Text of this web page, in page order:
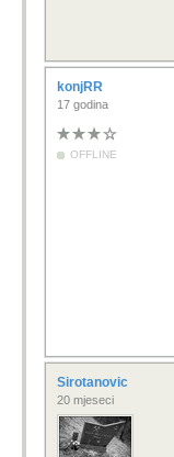
konjRR
17 godina
OFFLINE
Sirotanovic
20 mjeseci